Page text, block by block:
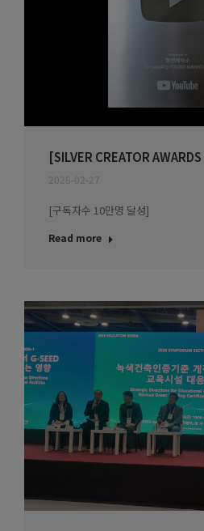
[SILVER CREATOR AWARDS
2026-02-27
[구독자수 10만명 달성]
Read more